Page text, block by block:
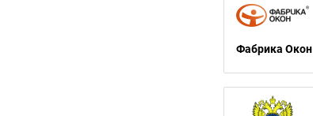
Фабрика Окон